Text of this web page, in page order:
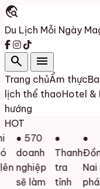
travel_explore
Du Lịch Mỗi Ngày
search menu
Trang chủẨm thực
lịch thể thaoHotel &
hướng
HOT
● 570
doanh
nghiệp
sẽ làm
●
Thanh
tra
tỉnh
●
Nai
phát